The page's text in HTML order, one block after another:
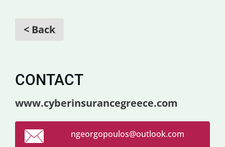
< Back
CONTACT
www.cyberinsurancegreece.com
ngeorgopoulos@outlook.com